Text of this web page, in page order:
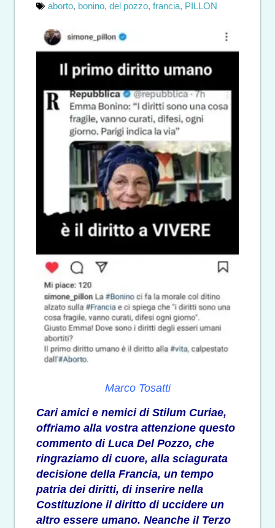
aborto, bonino, del pozzo, francia, PILLON
Marco Tosatti
Cari amici e nemici di Stilum Curiae,
offriamo alla vostra attenzione questo
commento di Luca Del Pozzo, che
ringraziamo di cuore, alla sciagurata
decisione della Francia, un tempo
patria dei diritti, di inserire nella
Costituzione il diritto di uccidere un
altro essere umano. Neanche il Terzo